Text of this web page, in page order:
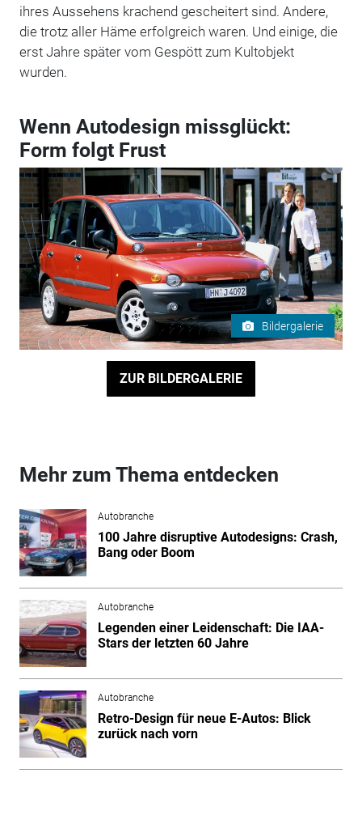
ihres Aussehens krachend gescheitert sind. Andere,
die trotz aller Häme erfolgreich waren. Und einige, die
erst Jahre später vom Gespött zum Kultobjekt
wurden.
Wenn Autodesign missglückt:
Form folgt Frust
Bildergalerie
ZUR BILDERGALERIE
Mehr zum Thema entdecken
Autobranche
100 Jahre disruptive Autodesigns: Crash,
Bang oder Boom
Autobranche
Legenden einer Leidenschaft: Die IAA-
Stars der letzten 60 Jahre
Autobranche
Retro-Design für neue E-Autos: Blick
zurück nach vorn